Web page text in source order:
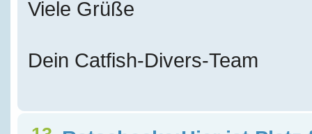
Viele Grüße
Dein Catfish-Divers-Team